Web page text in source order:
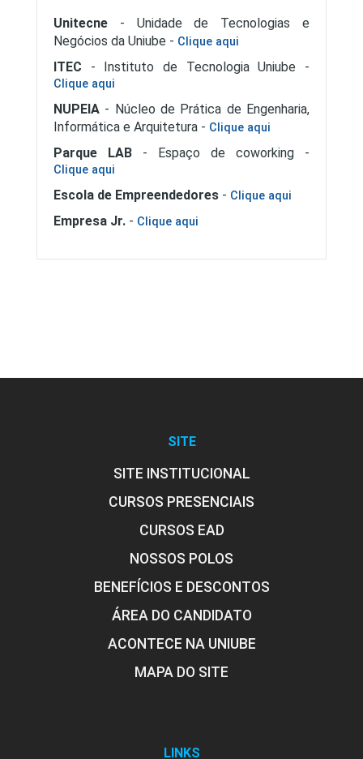
Unitecne- Unidade de Tecnologias e
Negócios da Uniube - Clique aqui
ITEC - Instituto de Tecnologia Uniube -
Clique aqui
NUPEIA- Núcleo de Prática de Engenharia,
Informática e Arquitetura - Clique aqui
Parque LAB- Espaço de coworking -
Clique aqui
Escola de Empreendedores- Clique aqui
Empresa Jr. - Clique aqui
SITE
SITE INSTITUCIONAL
CURSOS PRESENCIAIS
CURSOS EAD
NOSSOS POLOS
BENEFÍCIOS E DESCONTOS
ÁREA DO CANDIDATO
ACONTECE NA UNIUBE
MAPA DO SITE
LINKS